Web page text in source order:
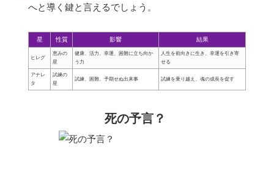
へと導く鍵と言えるでしょう。
星 性質 影響 結果
ヒレグ
恵みの
星
健康、活力、幸運、困難に立ち向か
う力
人生を前向きに生き、幸運を引き寄
せる
アナレ
タ
試練の
星
試練、困難、予期せぬ出来事 試練を乗り越え、魂の成長を促す
死の予言？